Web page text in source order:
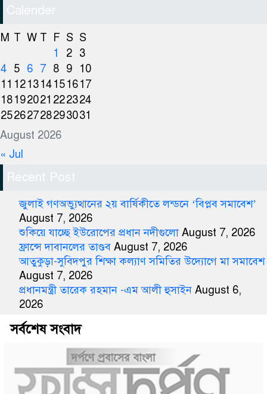
Calender
August 2026
M T W T F S S
1
2 3
4 5 6 7 8 9
10
11 121314151617
18192021 222324
25262728293031
« Jul
Recent Post
জুলাই গণঅভ্যুত্থানের ২য় বার্ষিকীতে লন্ডনে ‘বিপ্লব সমাবেশ’
August 7, 2026
শুকিয়ে যাচ্ছে ইউরোপের প্রধান নদীগুলো August 7, 2026
ফ্রান্সে দাবানলের তাণ্ডব August 7, 2026
আতুকুড়া-সুবিদপুর শিক্ষা কল্যাণ সমিতির উদ্যোগে মা সমাবেশ
August 7, 2026
প্রধানমন্ত্রী তারেক রহমান -এম আলী হুসাইন August 6,
2026
সর্বশেষ সংবাদ